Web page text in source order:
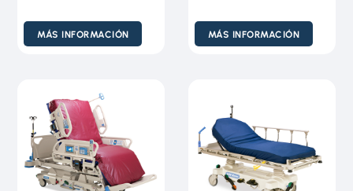
MÁS INFORMACIÓN MÁS INFORMACIÓN